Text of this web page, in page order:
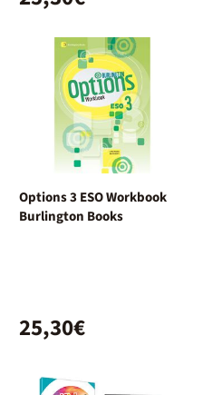
Options 3 ESO Workbook
Burlington Books
25,30€